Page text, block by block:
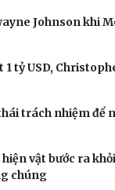
Johnson khi
1 tỷ USD,
trách nhiệm để
vật bước ra
chúng